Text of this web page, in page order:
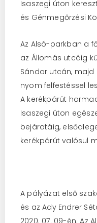
Isaszegi úton
és Génmegőrzési
Az Alsó-parkban a
az Állomás utcáig
Sándor utcán,
nyom felfestéssel
A kerékpárút
Isaszegi úton
bejáratáig,
kerékpárút valósul
A pályázat első
és az Ady Endrer
2020. 07. 09-én. Az